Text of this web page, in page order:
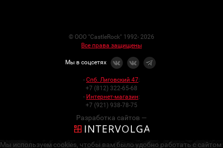
© ООО "CastleRock" 1992- 2026
Все права защищены
Мы в соцсетях
- Спб. Лиговский 47:
+7 (812) 322-65-68
- Интернет-магазин:
+7 (921) 938-78-75
Разработка сайтов —
Мы используем cookies, чтобы вам было удобно работать с сайтом